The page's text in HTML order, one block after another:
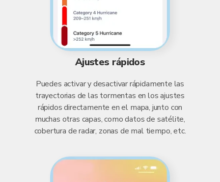
Ajustes rápidos
Puedes activar y desactivar rápidamente las
trayectorias de las tormentas en los ajustes
rápidos directamente en el mapa, junto con
muchas otras capas, como datos de satélite,
cobertura de radar, zonas de mal tiempo, etc.